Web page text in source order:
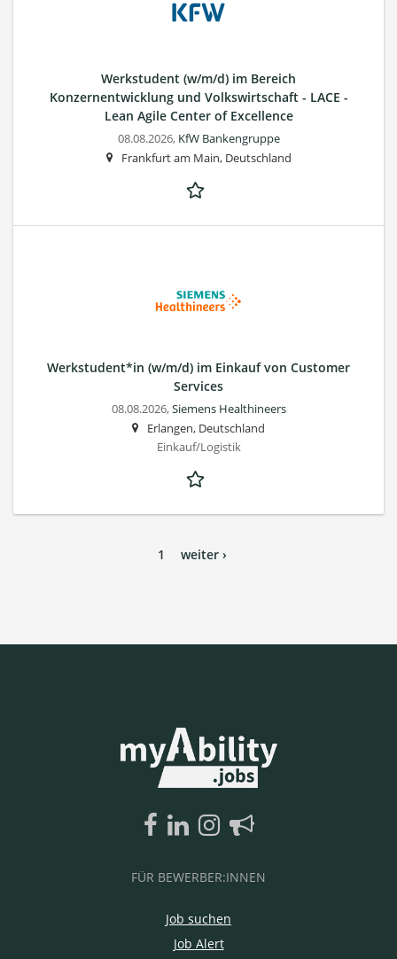
Werkstudent (w/m/d) im Bereich
Konzernentwicklung und Volkswirtschaft - LACE -
Lean Agile Center of Excellence
08.08.2026, KfW Bankengruppe
Frankfurt am Main, Deutschland
Werkstudent*in (w/m/d) im Einkauf von Customer
Services
08.08.2026,Siemens Healthineers
Erlangen, Deutschland
Einkauf/Logistik
1 weiter ›
FÜR BEWERBER:INNEN
Job suchen
Job Alert